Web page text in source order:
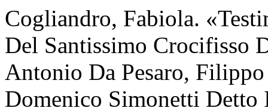
Cogliandro, Fabiola.
Del Santissimo Crocifisso
Antonio Da Pesaro,
Domenico Simonetti